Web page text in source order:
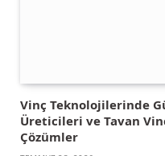
Vinç Teknolojilerinde
Üreticileri ve Tavan
Çözümler